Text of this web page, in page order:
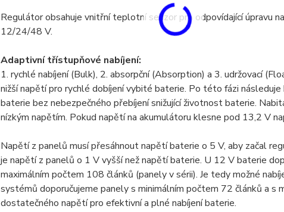
Regulátor obsahuje vnitřní teplotní senzor pro odpovídající úpravu
12/24/48 V.
Adaptivní třístupňové nabíjení:
1. rychlé nabíjení (Bulk), 2. absorpční (Absorption) a 3. udržovací
nižší napětí pro rychlé dobíjení vybité baterie. Po této fázi
baterie bez nebezpečného přebíjení snižující životnost baterie.
nízkým napětím. Pokud napětí na akumulátoru klesne pod 13,2 V
Napětí z panelů musí přesáhnout napětí baterie o 5 V, aby začal
je napětí z panelů o 1 V vyšší než napětí baterie. U 12 V baterie
maximálním počtem 108 článků (panely v sérii). Je tedy možné
systémů doporučujeme panely s minimálním počtem 72 článků a s
dostatečného napětí pro efektivní a plné nabíjení baterie.